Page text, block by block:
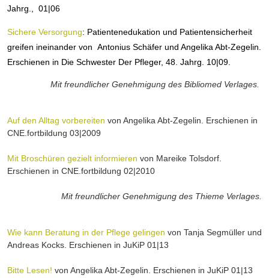
Jahrg., 01|06
Sichere Versorgung: Patientenedukation und Patientensicherheit
greifen ineinander von Antonius Schäfer und Angelika Abt-Zegelin.
Erschienen in Die Schwester Der Pfleger, 48. Jahrg. 10|09.
Mit freundlicher Genehmigung des Bibliomed Verlages.
Auf den Alltag vorbereiten von Angelika Abt-Zegelin. Erschienen in
CNE.fortbildung 03|2009
Mit Broschüren gezielt informieren von Mareike Tolsdorf.
Erschienen in CNE.fortbildung 02|2010
Mit freundlicher Genehmigung des Thieme Verlages.
Wie kann Beratung in der Pflege gelingen von Tanja Segmüller und
Andreas Kocks. Erschienen in JuKiP 01|13
Bitte Lesen! von Angelika Abt-Zegelin. Erschienen in JuKiP 01|13